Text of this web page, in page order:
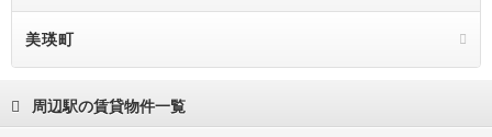
美瑛町
周辺駅の賃貸物件一覧